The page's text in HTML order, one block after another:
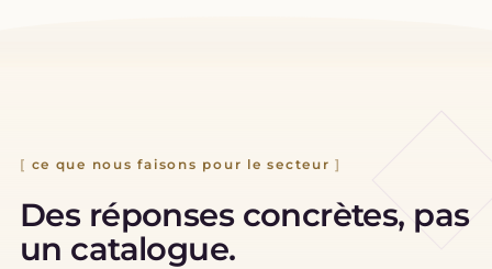
ce que nous faisons pour le secteur
Des réponses concrètes, pas
un catalogue.